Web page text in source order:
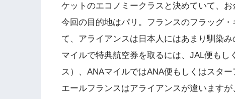
ケットのエコノミークラスと決めていて、
今回の目的地はパリ。フランスのフラッグ
て、アライアンスは日本人にはあまり馴染
マイルで特典航空券を取るには、JAL便も
ス）、ANAマイルではANA便もしくはスタ
エールフランスはアライアンスが違います